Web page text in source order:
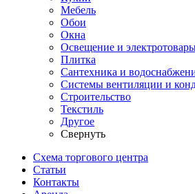
Мебель
Обои
Окна
Освещение и
Плитка
Сантехника и
Системы вентиляции и
Строительство
Текстиль
Другое
Свернуть
Схема торгового центра
Статьи
Контакты